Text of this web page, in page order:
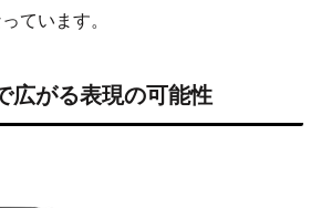
ています。
広がる表現の可能性